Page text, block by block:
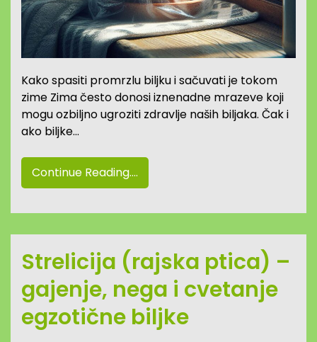
Kako spasiti promrzlu biljku i sačuvati je tokom
zime Zima često donosi iznenadne mrazeve koji
mogu ozbiljno ugroziti zdravlje naših biljaka. Čak i
ako biljke…
Continue Reading....
Strelicija (rajska ptica) –
gajenje, nega i cvetanje
egzotične biljke